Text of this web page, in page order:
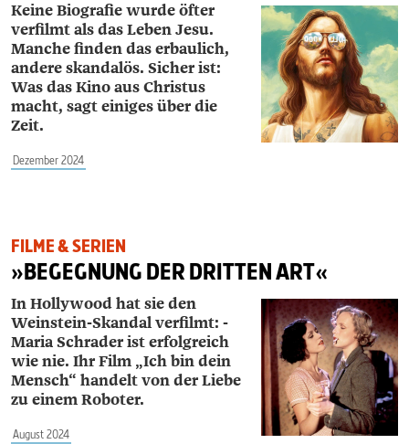
Keine Biografie wurde öfter
verfilmt als das Leben ­Jesu.
Manche finden das erbaulich,
andere skandalös. Sicher ist:
Was das Kino aus Christus
macht, sagt einiges über die
Zeit.
Dezember 2024
FILME & SERIEN
»BEGEGNUNG DER DRITTEN ART«
In Hollywood hat sie den
Weinstein-Skandal verfilmt: ­
Maria ­Schrader ist erfolgreich
wie nie. Ihr Film „Ich bin dein
Mensch“ handelt von der Liebe
zu einem Roboter.
August 2024